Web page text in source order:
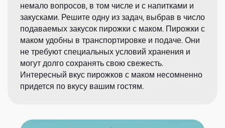
немало вопросов, в том числе и с напитками и
закусками. Решите одну из задач, выбрав в число
подаваемых закусок пирожки с маком. Пирожки с
маком удобны в транспортировке и подаче. Они
не требуют специальных условий хранения и
могут долго сохранять свою свежесть.
Интересный вкус пирожков с маком несомненно
придется по вкусу вашим гостям.